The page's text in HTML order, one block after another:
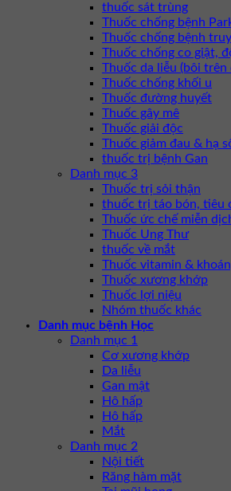
thuốc sát trùng
Thuốc chống bệnh
Thuốc chống bệnh
Thuốc chống co giật,
Thuốc da liễu (bôi trên
Thuốc chống khối u
Thuốc đường huyết
Thuốc gây mê
Thuốc giải độc
Thuốc giảm đau & hạ
thuốc trị bệnh Gan
Danh mục 3
Thuốc trị sỏi thận
thuốc trị táo bón, tiêu
Thuốc ức chế miễn
Thuốc Ung Thư
thuốc về mắt
Thuốc vitamin &
Thuốc xương khớp
Thuốc lợi niệu
Nhóm thuốc khác
Danh mục bệnh Học
Danh mục 1
Cơ xương khớp
Da liễu
Gan mật
Hô hấp
Hô hấp
Mắt
Danh mục 2
Nội tiết
Răng hàm mặt